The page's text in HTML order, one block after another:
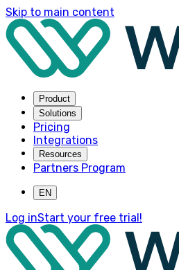
Skip to main content
Product
Solutions
Pricing
Integrations
Resources
Partners Program
EN
Log inStart your free trial!